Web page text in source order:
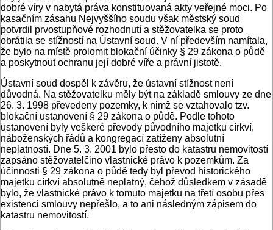
dobré víry v nabytá práva konstituovaná akty veřejné moci. Po
kasačním zásahu Nejvyššího soudu však městský soud
potvrdil prvostupňové rozhodnutí a stěžovatelka se proto
obrátila se stížností na Ústavní soud. V ní především namítala,
že bylo na místě prolomit blokační účinky § 29 zákona o půdě
a poskytnout ochranu její dobré víře a právní jistotě.
Ústavní soud dospěl k závěru, že ústavní stížnost není
důvodná. Na stěžovatelku měly být na základě smlouvy ze dne
26. 3. 1998 převedeny pozemky, k nimž se vztahovalo tzv.
blokační ustanovení § 29 zákona o půdě. Podle tohoto
ustanovení byly veškeré převody původního majetku církví,
náboženských řádů a kongregací zatíženy absolutní
neplatností. Dne 5. 3. 2001 bylo přesto do katastru nemovitostí
zapsáno stěžovatelčino vlastnické právo k pozemkům. Za
účinnosti § 29 zákona o půdě tedy byl převod historického
majetku církví absolutně neplatný, čehož důsledkem v zásadě
bylo, že vlastnické právo k tomuto majetku na třetí osobu přes
existenci smlouvy nepřešlo, a to ani následným zápisem do
katastru nemovitostí.